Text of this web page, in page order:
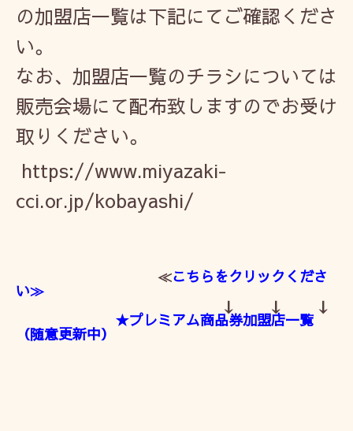
の加盟店一覧は下記にてご確認くださ
い。
なお、加盟店一覧のチラシについては
販売会場にて配布致しますのでお受け
取りください。
https://www.miyazaki-
cci.or.jp/kobayashi/
≪こちらをクリックくださ
い≫
↓ ↓ ↓
★プレミアム商品券加盟店一覧
（随意更新中）